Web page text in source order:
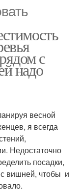
с
надо
весной
я всегда
Недостаточно
посадки,
вишней, чтобы и